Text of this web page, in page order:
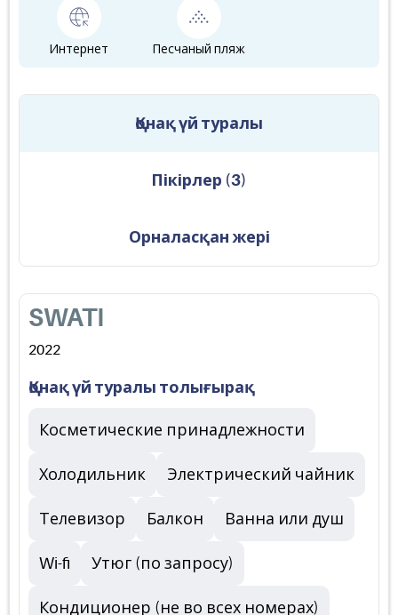
Интернет Песчаный пляж
Қонақ үй туралы
Пікірлер (3)
Орналасқан жері
SWATI
2022
Қонақ үй туралы толығырақ
Косметические принадлежности
Холодильник Электрический чайник
Телевизор Балкон Ванна или душ
Wi-fi Утюг (по запросу)
Кондиционер (не во всех номерах)